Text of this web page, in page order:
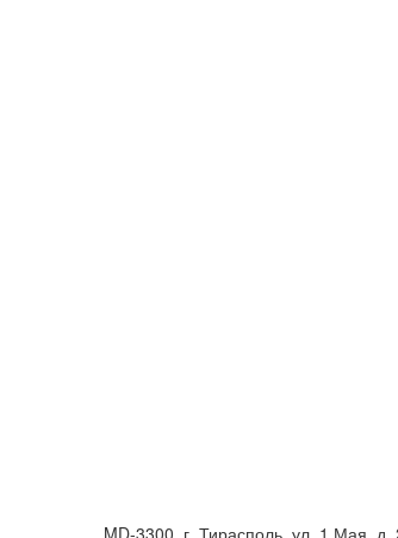
MD-3300, г. Тирасполь, ул. 1 Мая,